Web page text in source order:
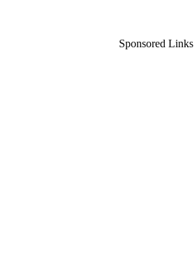
Sponsored Links